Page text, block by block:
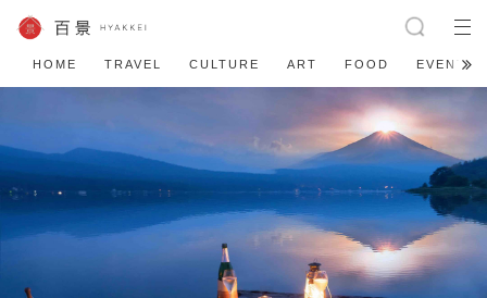
HOME TRAVEL CULTURE ART FOOD EVENT